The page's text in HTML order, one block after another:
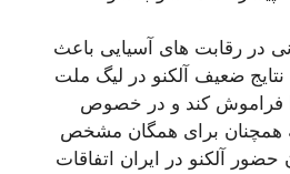
در رقابت های آسیایی باعث
ضعیف آلکنو در لیگ ملت
را فراموش کند و در خصوص
همچنان برای همگان مشخص
آلکنو در ایران اتفاقات